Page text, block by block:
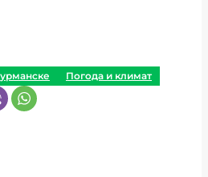
Погода и климат